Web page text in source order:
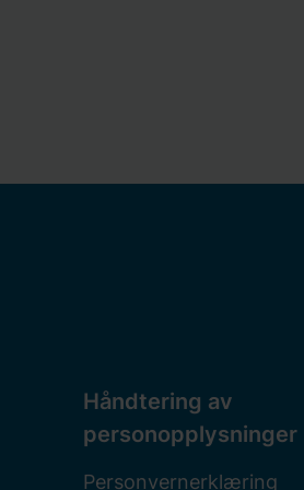
Håndtering av
personopplysninger
Personvernerklæring